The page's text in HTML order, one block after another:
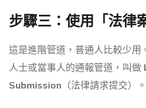
步驟三：使用「法律
這是進階管道，普通人比較少用
人士或當事人的通報管道，叫做
Submission （法律請求提交）。